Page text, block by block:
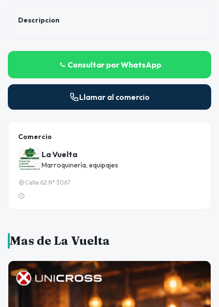
Descripcion
Consultar por WhatsApp
Llamar al comercio
Comercio
La Vuelta
Marroquinería, equipajes
Calle 62 N° 3067
Mas de La Vuelta